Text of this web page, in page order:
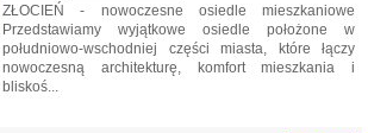
ZŁOCIEŃ - nowoczesne osiedle mieszkaniowe
Przedstawiamy wyjątkowe osiedle położone w
południowo-wschodniej części miasta, które łączy
nowoczesną architekturę, komfort mieszkania i
bliskoś...